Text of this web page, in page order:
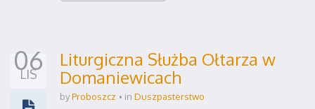
06
LIS
Liturgiczna Służba Ołtarza w
Domaniewicach
byProboszcz in Duszpasterstwo